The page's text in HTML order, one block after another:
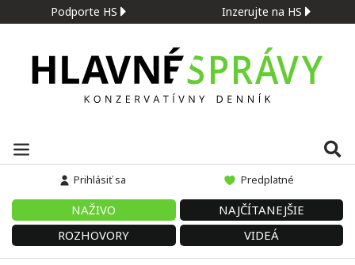
Podporte HS Inzerujte na HS
Prihlásiť sa Predplatné
NAŽIVO
NAJČÍTANEJŠIE
ROZHOVORY
VIDEÁ